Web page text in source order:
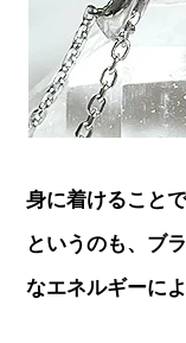
身に着けること
というのも、ブ
なエネルギーに